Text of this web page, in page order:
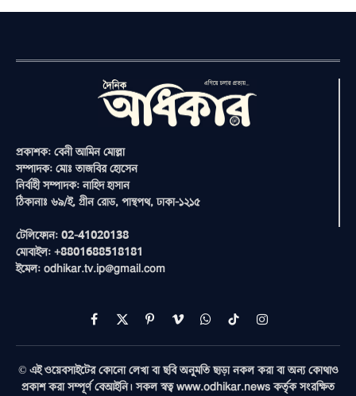
প্রকাশক: বেনী আমিন মোল্লা
সম্পাদক: মোঃ তাজবির হোসেন
নির্বাহী সম্পাদক: নাহিদ হাসান
ঠিকানাঃ ৬৯/ই, গ্রীন রোড, পান্থপথ, ঢাকা-১২১৫
টেলিফোন: 02-41020138
মোবাইল: +8801688518181
ইমেল: odhikar.tv.ip@gmail.com
Facebook
X
(Twitter)
PinterestVimeoWhatsAppTikTokInstagram
© এই ওয়েবসাইটের কোনো লেখা বা ছবি অনুমতি ছাড়া নকল করা বা অন্য কোথাও
প্রকাশ করা সম্পূর্ণ বেআইনি। সকল স্বত্ব www.odhikar.news কর্তৃক সংরক্ষিত